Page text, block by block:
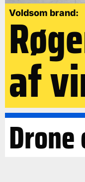
Voldsom brand:
af